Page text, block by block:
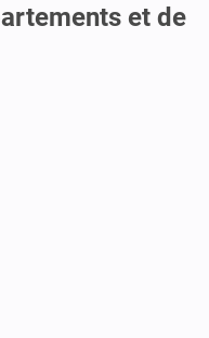
et de